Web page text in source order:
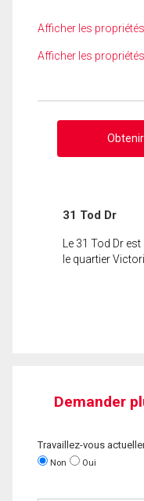
Afficher les
Afficher les
31 Tod Dr
Le 31 Tod Dr
le quartier
Demander
Travaillez-vous
Non Oui